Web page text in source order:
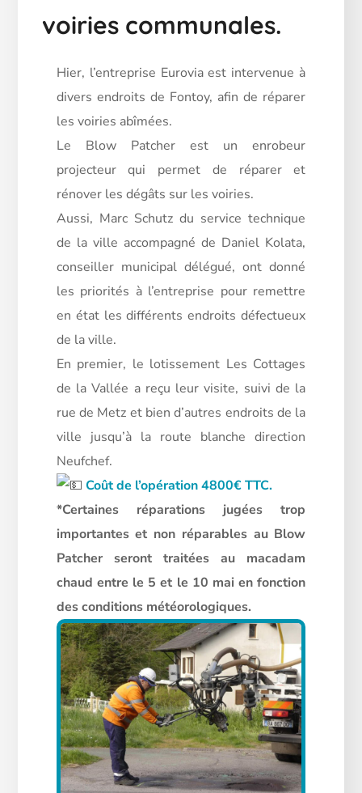
voiries communales.
Hier, l’entreprise Eurovia est intervenue à
divers endroits de Fontoy, afin de réparer
les voiries abîmées.
Le Blow Patcher est un enrobeur
projecteur qui permet de réparer et
rénover les dégâts sur les voiries.
Aussi, Marc Schutz du service technique
de la ville accompagné de Daniel Kolata,
conseiller municipal délégué, ont donné
les priorités à l’entreprise pour remettre
en état les différents endroits défectueux
de la ville.
En premier, le lotissement Les Cottages
de la Vallée a reçu leur visite, suivi de la
rue de Metz et bien d’autres endroits de la
ville jusqu’à la route blanche direction
Neufchef.
Coût de l’opération 4800€ TTC.
*Certaines réparations jugées trop
importantes et non réparables au Blow
Patcher seront traitées au macadam
chaud entre le 5 et le 10 mai en fonction
des conditions météorologiques.